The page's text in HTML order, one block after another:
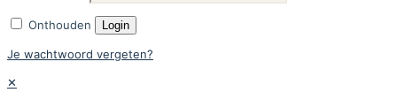
Onthouden Login
Je wachtwoord vergeten?
✕